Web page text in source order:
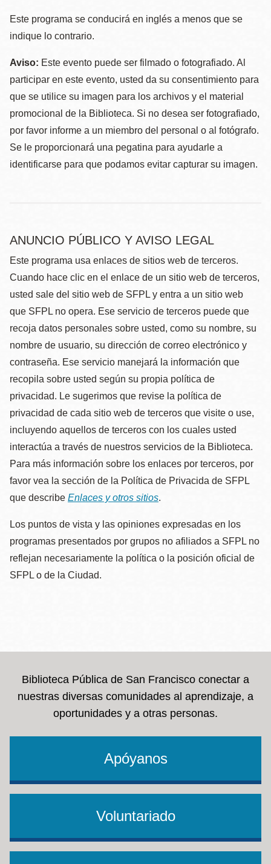
Este programa se conducirá en inglés a menos que se
indique lo contrario.
Aviso: Este evento puede ser filmado o fotografiado. Al
participar en este evento, usted da su consentimiento para
que se utilice su imagen para los archivos y el material
promocional de la Biblioteca. Si no desea ser fotografiado,
por favor informe a un miembro del personal o al fotógrafo.
Se le proporcionará una pegatina para ayudarle a
identificarse para que podamos evitar capturar su imagen.
ANUNCIO PÚBLICO Y AVISO LEGAL
Este programa usa enlaces de sitios web de terceros.
Cuando hace clic en el enlace de un sitio web de terceros,
usted sale del sitio web de SFPL y entra a un sitio web
que SFPL no opera. Ese servicio de terceros puede que
recoja datos personales sobre usted, como su nombre, su
nombre de usuario, su dirección de correo electrónico y
contraseña. Ese servicio manejará la información que
recopila sobre usted según su propia política de
privacidad. Le sugerimos que revise la política de
privacidad de cada sitio web de terceros que visite o use,
incluyendo aquellos de terceros con los cuales usted
interactúa a través de nuestros servicios de la Biblioteca.
Para más información sobre los enlaces por terceros, por
favor vea la sección de la Política de Privacida de SFPL
que describe Enlaces y otros sitios.
Los puntos de vista y las opiniones expresadas en los
programas presentados por grupos no afiliados a SFPL no
reflejan necesariamente la política o la posición oficial de
SFPL o de la Ciudad.
Biblioteca Pública de San Francisco conectar a
nuestras diversas comunidades al aprendizaje, a
oportunidades y a otras personas.
Apóyanos
Voluntariado